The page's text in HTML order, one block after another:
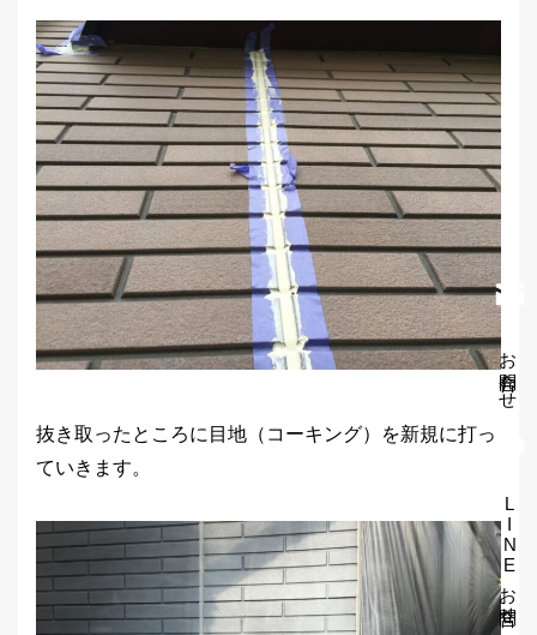
抜き取ったところに目地（コーキング）を新規に打っ
ていきます。
お問合わせ
LINEお問合せ